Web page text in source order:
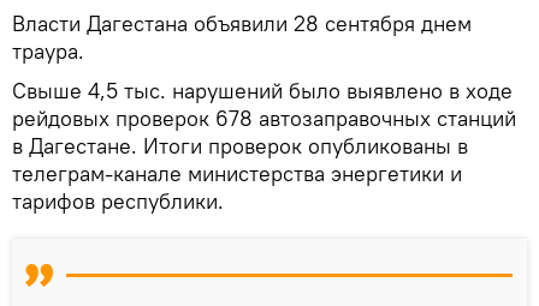
Власти Дагестана объявили 28 сентября днем
траура.
Свыше 4,5 тыс. нарушений было выявлено в ходе
рейдовых проверок 678 автозаправочных станций
в Дагестане. Итоги проверок опубликованы в
телеграм-канале министерства энергетики и
тарифов республики.